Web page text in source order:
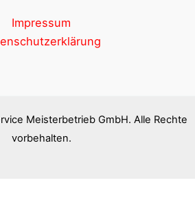
Impressum
Meisterbetrieb GmbH. Alle Rechte
vorbehalten.